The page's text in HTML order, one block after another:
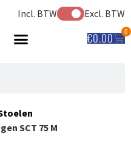
Incl. BTW Excl. BTW
€0.00 0
SCT 75 M